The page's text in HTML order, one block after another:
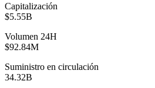
Capitalización
$5.55B
Volumen 24H
$92.84M
Suministro en circulación
34.32B